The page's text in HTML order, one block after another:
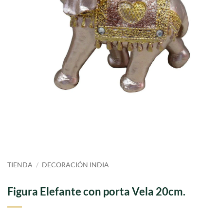
TIENDA / DECORACIÓN INDIA
Figura Elefante con porta Vela 20cm.